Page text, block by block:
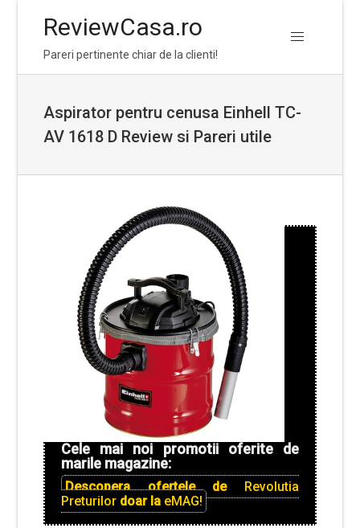
ReviewCasa.ro
Pareri pertinente chiar de la clienti!
Aspirator pentru cenusa Einhell TC-
AV 1618 D Review si Pareri utile
Cele mai noi promotii oferite de
marile magazine:
Descopera ofertele de Revolutia
Preturilor doar la eMAG!